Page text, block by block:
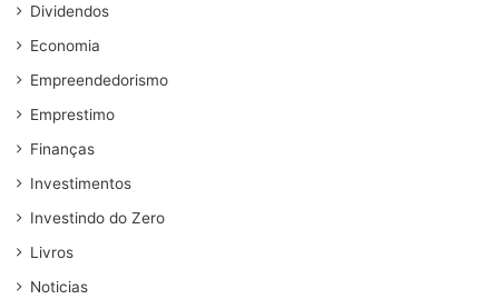
Dividendos
Economia
Empreendedorismo
Emprestimo
Finanças
Investimentos
Investindo do Zero
Livros
Noticias